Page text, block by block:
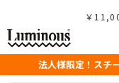
￥
法人様限定！スチ